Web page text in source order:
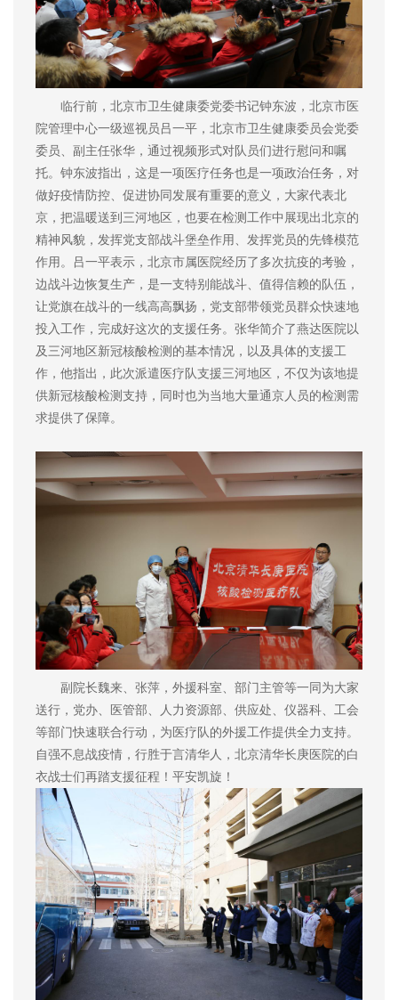
临行前，北京市卫生健康委党委书记钟东波，北京市医
院管理中心一级巡视员吕一平，北京市卫生健康委员会党委
委员、副主任张华，通过视频形式对队员们进行慰问和嘱
托。钟东波指出，这是一项医疗任务也是一项政治任务，对
做好疫情防控、促进协同发展有重要的意义，大家代表北
京，把温暖送到三河地区，也要在检测工作中展现出北京的
精神风貌，发挥党支部战斗堡垒作用、发挥党员的先锋模范
作用。吕一平表示，北京市属医院经历了多次抗疫的考验，
边战斗边恢复生产，是一支特别能战斗、值得信赖的队伍，
让党旗在战斗的一线高高飘扬，党支部带领党员群众快速地
投入工作，完成好这次的支援任务。张华简介了燕达医院以
及三河地区新冠核酸检测的基本情况，以及具体的支援工
作，他指出，此次派遣医疗队支援三河地区，不仅为该地提
供新冠核酸检测支持，同时也为当地大量通京人员的检测需
求提供了保障。
副院长魏来、张萍，外援科室、部门主管等一同为大家
送行，党办、医管部、人力资源部、供应处、仪器科、工会
等部门快速联合行动，为医疗队的外援工作提供全力支持。
自强不息战疫情，行胜于言清华人，北京清华长庚医院的白
衣战士们再踏支援征程！平安凯旋！